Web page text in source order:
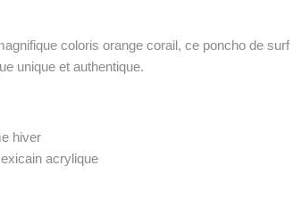
coloris orange corail, ce poncho de
unique et authentique.
hiver
acrylique